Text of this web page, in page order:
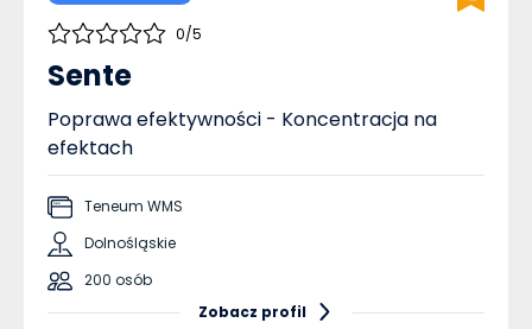
0/5
Sente
Poprawa efektywności - Koncentracja na
efektach
Teneum WMS
Dolnośląskie
200 osób
Zobacz profil